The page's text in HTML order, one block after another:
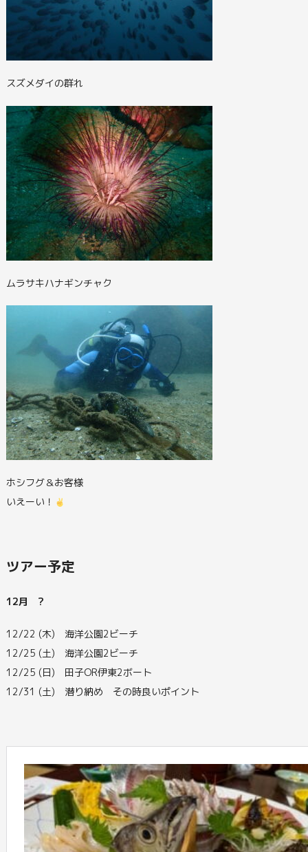
スズメダイの群れ
ムラサキハナギンチャク
ホシフグ＆お客様
いえーい！
ツアー予定
12月 ?
12/22 (木) 海洋公園2ビーチ
12/25 (土) 海洋公園2ビーチ
12/25 (日) 田子OR伊東2ボート
12/31 (土) 潜り納め その時良いポイント